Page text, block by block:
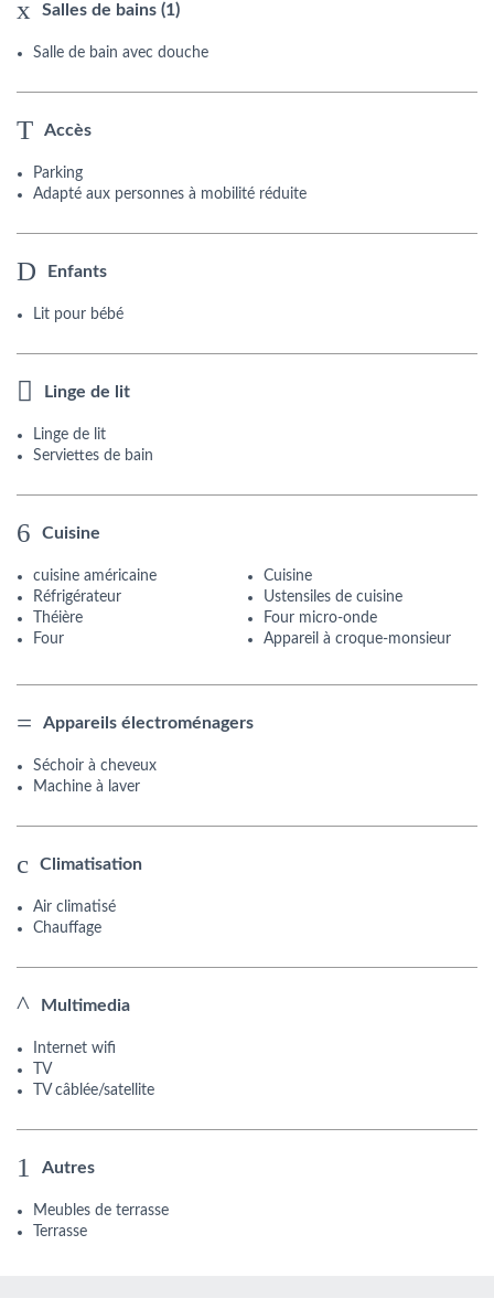
Salles de bains (1)
Salle de bain avec douche
Accès
Parking
Adapté aux personnes à mobilité réduite
Enfants
Lit pour bébé
Linge de lit
Linge de lit
Serviettes de bain
Cuisine
cuisine américaine
Cuisine
Réfrigérateur
Ustensiles de cuisine
Théière
Four micro-onde
Four
Appareil à croque-monsieur
Appareils électroménagers
Séchoir à cheveux
Machine à laver
Climatisation
Air climatisé
Chauffage
Multimedia
Internet wifi
TV
TV câblée/satellite
Autres
Meubles de terrasse
Terrasse